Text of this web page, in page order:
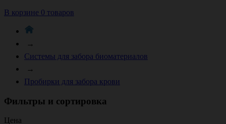
В корзине 0 товаров
→
Системы для забора биоматериалов
→
Пробирки для забора крови
Фильтры и сортировка
Цена